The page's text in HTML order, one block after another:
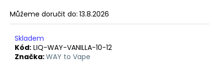
Můžeme doručit do: 13.8.2026
Skladem
Kód: LIQ-WAY-VANILLA-10-12
Značka:WAY to Vape
D
o
p
o